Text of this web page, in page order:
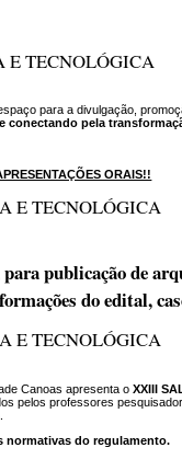
TECNOLÓGICA
para a divulgação,
conectando pela
ORAIS!!
E TECNOLÓGICA
publicação de
do edital,
E TECNOLÓGICA
Canoas apresenta oXXIII
pelos professores
normativas do regulamento.